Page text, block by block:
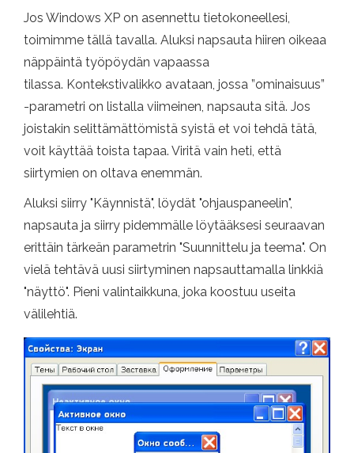
Jos Windows XP on asennettu tietokoneellesi,
toimimme tällä tavalla. Aluksi napsauta hiiren oikeaa
näppäintä työpöydän vapaassa
tilassa. Kontekstivalikko avataan, jossa ”ominaisuus”
-parametri on listalla viimeinen, napsauta sitä. Jos
joistakin selittämättömistä syistä et voi tehdä tätä,
voit käyttää toista tapaa. Viritä vain heti, että
siirtymien on oltava enemmän.
Aluksi siirry "Käynnistä", löydät "ohjauspaneelin",
napsauta ja siirry pidemmälle löytääksesi seuraavan
erittäin tärkeän parametrin "Suunnittelu ja teema". On
vielä tehtävä uusi siirtyminen napsauttamalla linkkiä
"näyttö". Pieni valintaikkuna, joka koostuu useita
välilehtiä.